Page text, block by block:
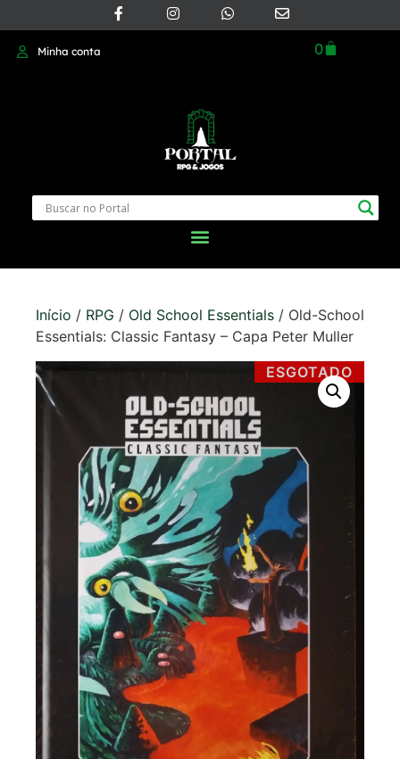
Minha conta 0
Início / RPG / Old School Essentials / Old-School
Essentials: Classic Fantasy – Capa Peter Muller
ESGOTADO